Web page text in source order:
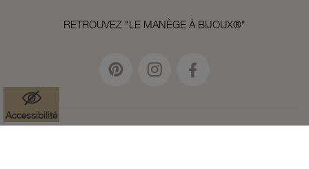
RETROUVEZ "LE MANÈGE À BIJOUX®"
Accessibilité